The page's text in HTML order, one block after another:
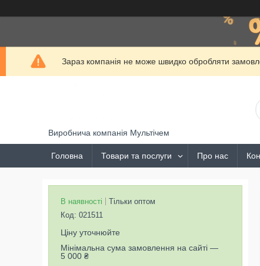
Зараз компанія не може швидко обробляти
Виробнича компанія Мультічем
Головна Товари та послуги Про нас
В наявності
Тільки оптом
Код: 021511
Ціну уточнюйте
Мінімальна сума замовлення на сайті —
5 000 ₴